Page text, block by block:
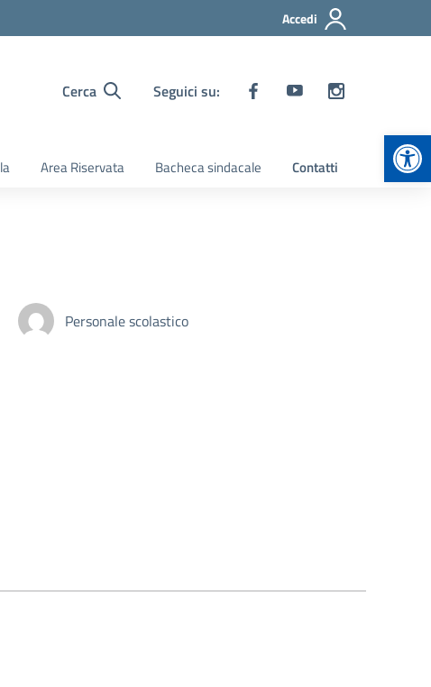
Accedi
Cerca Seguici su:
Area Riservata Bacheca sindacale Contatti
Personale scolastico